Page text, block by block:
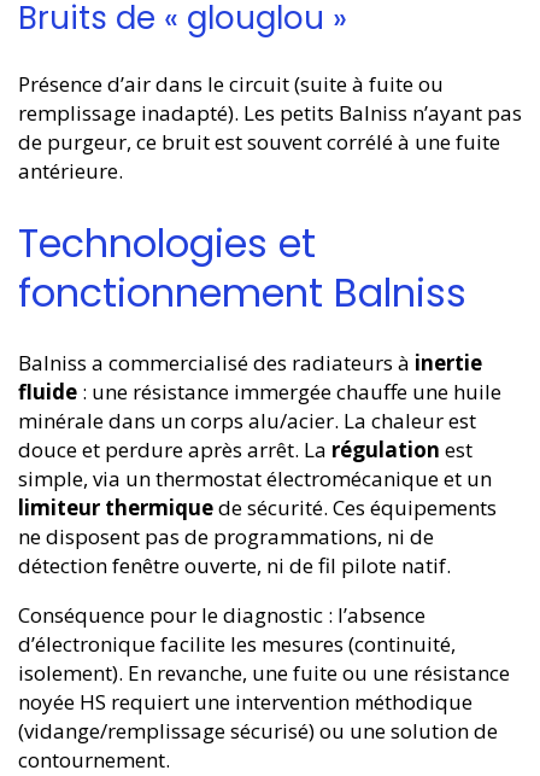
Bruits de « glouglou »
Présence d’air dans le circuit (suite à fuite ou
remplissage inadapté). Les petits Balniss n’ayant pas
de purgeur, ce bruit est souvent corrélé à une fuite
antérieure.
Technologies et
fonctionnement Balniss
Balniss a commercialisé des radiateurs à inertie
fluide : une résistance immergée chauffe une huile
minérale dans un corps alu/acier. La chaleur est
douce et perdure après arrêt. La régulation est
simple, via un thermostat électromécanique et un
limiteur thermiquede sécurité. Ces équipements
ne disposent pas de programmations, ni de
détection fenêtre ouverte, ni de fil pilote natif.
Conséquence pour le diagnostic : l’absence
d’électronique facilite les mesures (continuité,
isolement). En revanche, une fuite ou une résistance
noyée HS requiert une intervention méthodique
(vidange/remplissage sécurisé) ou une solution de
contournement.